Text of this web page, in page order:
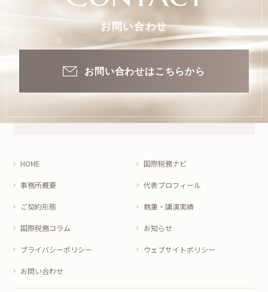
お問い合わせ
お問い合わせはこちらから
HOME 国際税務ナビ
事務所概要 代表プロフィール
ご契約形態 執筆・講演実績
国際税務コラム お知らせ
プライバシーポリシー ウェブサイトポリシー
お問い合わせ